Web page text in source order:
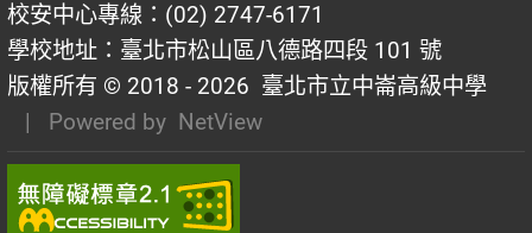
校安中心專線：(02) 2747-6171
學校地址：臺北市松山區八德路四段 101 號
版權所有 © 2018 - 2026 臺北市立中崙高級中學
| Powered by NetView